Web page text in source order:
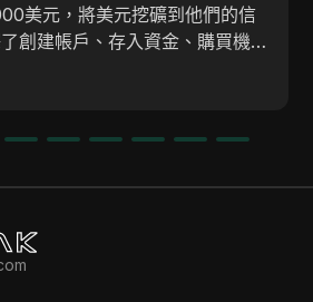
作的影片，並通過會議、活動和新聞
。 講者概述了觀眾應該遵循的步驟，